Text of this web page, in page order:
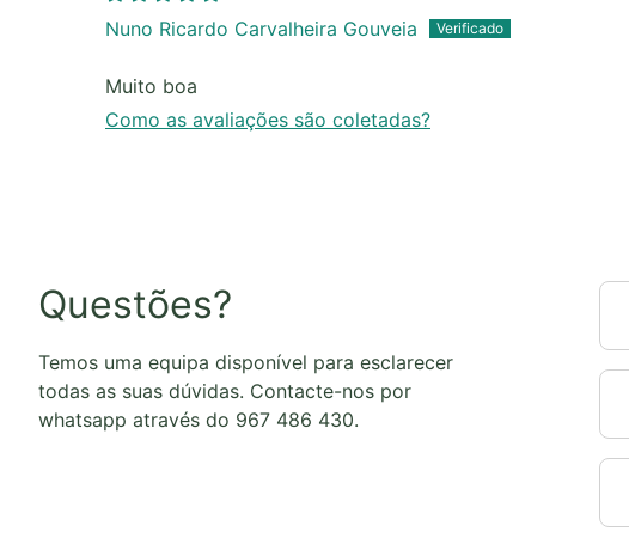
Nuno Ricardo Carvalheira Gouveia
Muito boa
Como as avaliações são coletadas?
Questões?
Temos uma equipa disponível para esclarecer
todas as suas dúvidas. Contacte-nos por
whatsapp através do 967 486 430.